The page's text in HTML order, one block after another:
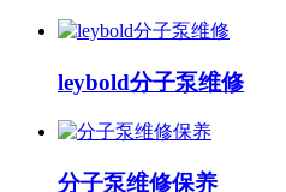
leybold分子泵维修
分子泵维修保养